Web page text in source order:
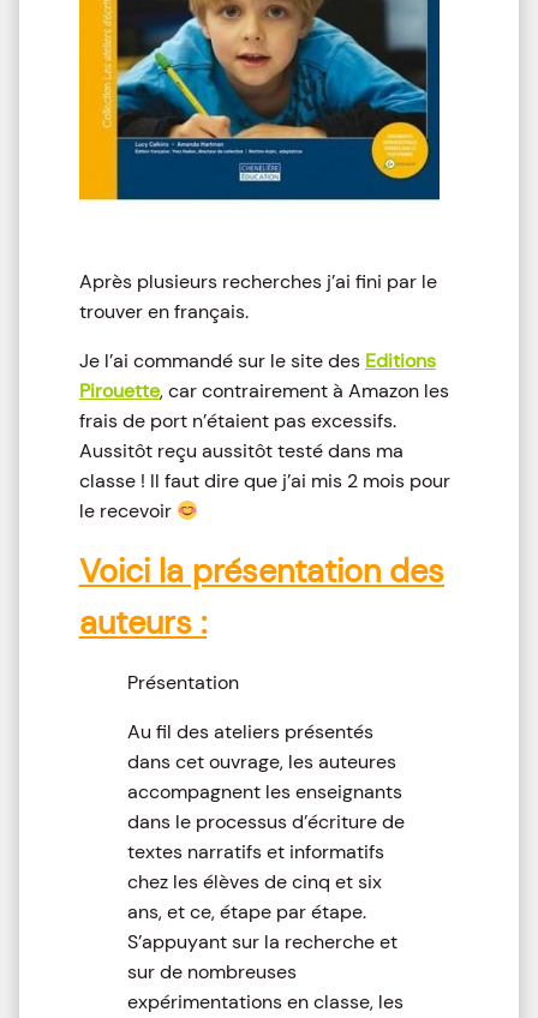
Après plusieurs recherches j’ai fini par le
trouver en français.
Je l’ai commandé sur le site des Editions
Pirouette, car contrairement à Amazon les
frais de port n’étaient pas excessifs.
Aussitôt reçu aussitôt testé dans ma
classe ! Il faut dire que j’ai mis 2 mois pour
le recevoir
Voici la présentation des
auteurs :
Présentation
Au fil des ateliers présentés
dans cet ouvrage, les auteures
accompagnent les enseignants
dans le processus d’écriture de
textes narratifs et informatifs
chez les élèves de cinq et six
ans, et ce, étape par étape.
S’appuyant sur la recherche et
sur de nombreuses
expérimentations en classe, les